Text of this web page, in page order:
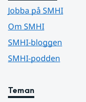
Jobba på SMHI
Om SMHI
SMHI-bloggen
SMHI-podden
Teman